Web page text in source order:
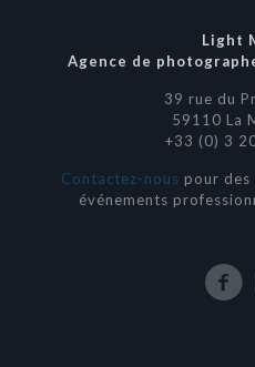
Light
Agence de
39 rue du
59110 La
+33 (0) 3
Contactez-nous pour des
événements